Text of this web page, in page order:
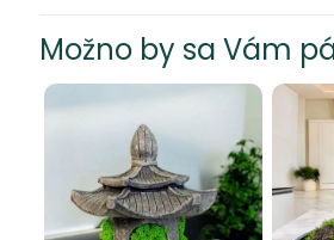
Možno by sa Vám